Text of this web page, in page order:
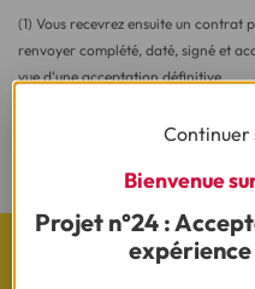
(1) Vous recevrez ensuite un
renvoyer complété, daté, signé et
vue d'une acceptation définitive.
Continuer
Bienvenue
Projet n°24 :